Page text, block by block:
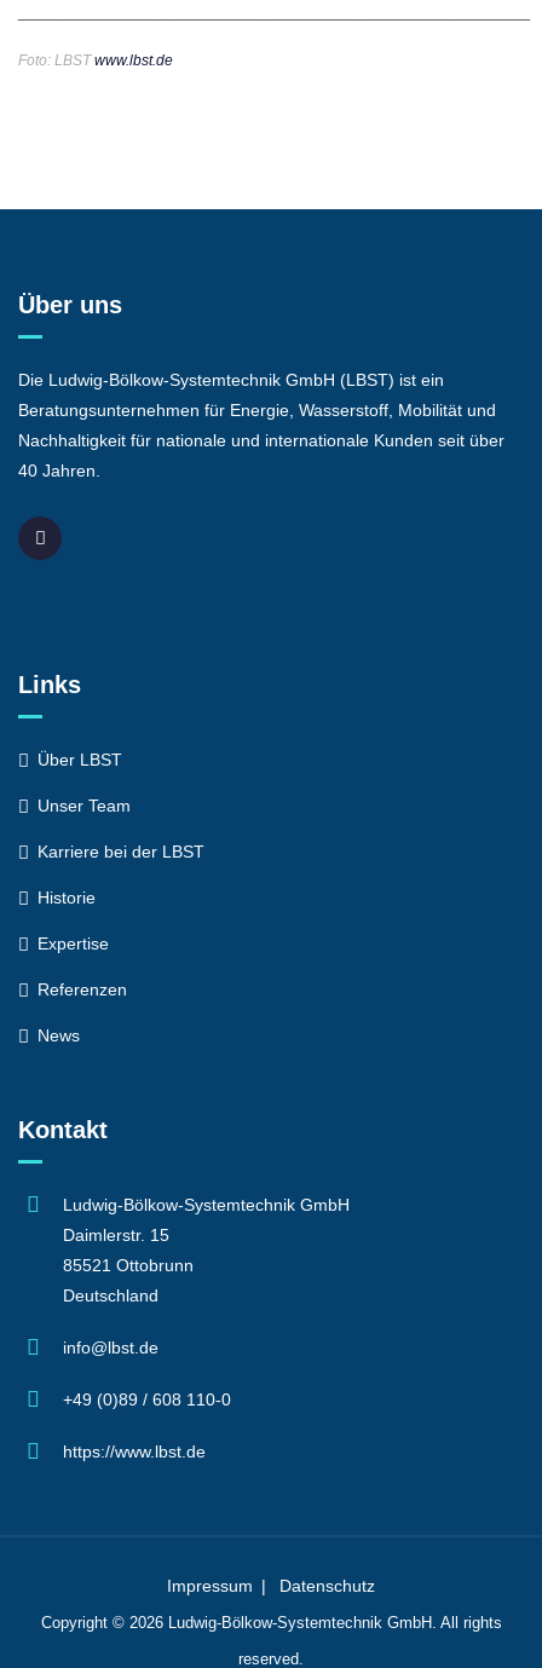
Foto: LBSTwww.lbst.de
Über uns
Die Ludwig-Bölkow-Systemtechnik GmbH (LBST) ist ein
Beratungsunternehmen für Energie, Wasserstoff, Mobilität und
Nachhaltigkeit für nationale und internationale Kunden seit über
40 Jahren.
Links
Über LBST
Unser Team
Karriere bei der LBST
Historie
Expertise
Referenzen
News
Kontakt
Ludwig-Bölkow-Systemtechnik GmbH
Daimlerstr. 15
85521 Ottobrunn
Deutschland
info@lbst.de
+49 (0)89 / 608 110-0
https://www.lbst.de
Impressum Datenschutz
Copyright © 2026 Ludwig-Bölkow-SystemtechnikGmbH. All rights
reserved.